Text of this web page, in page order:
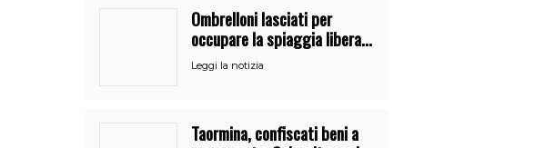
Ombrelloni lasciati per
occupare la spiaggia libera.
Maxi sequestro della Guardia
Costiera
Leggi la notizia
Taormina, confiscati beni a